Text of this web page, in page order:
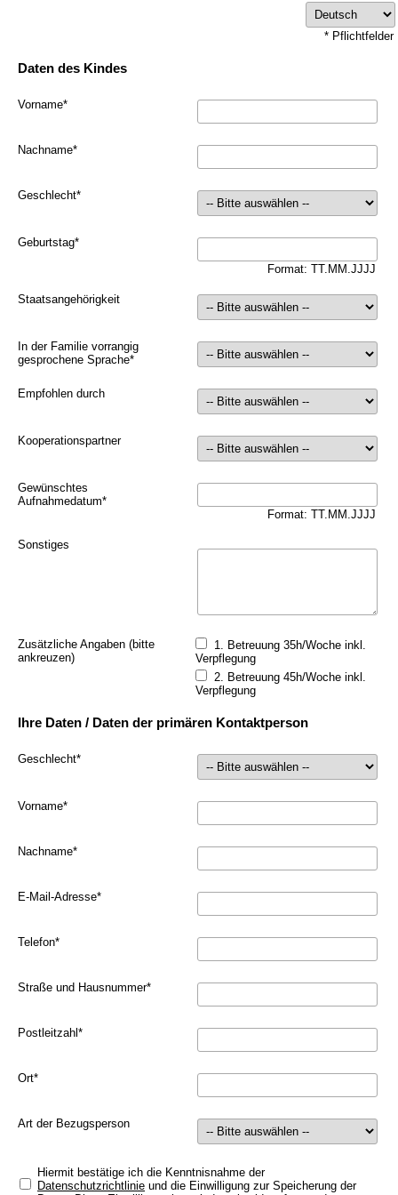
* Pflichtfelder
Daten des Kindes
Vorname*
Nachname*
Geschlecht*
Geburtstag*
Format: TT.MM.JJJJ
Staatsangehörigkeit
In der Familie vorrangig
gesprochene Sprache*
Empfohlen durch
Kooperationspartner
Gewünschtes
Aufnahmedatum*
Format: TT.MM.JJJJ
Sonstiges
Zusätzliche Angaben (bitte
ankreuzen)
1. Betreuung 35h/Woche inkl.
Verpflegung
2. Betreuung 45h/Woche inkl.
Verpflegung
Ihre Daten / Daten der primären Kontaktperson
Geschlecht*
Vorname*
Nachname*
E-Mail-Adresse*
Telefon*
Straße und Hausnummer*
Postleitzahl *
Ort*
Art der Bezugsperson
Hiermit bestätige ich die Kenntnisnahme der
Datenschutzrichtlinie und die Einwilligung zur Speicherung der